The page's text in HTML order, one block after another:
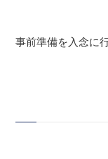
事前準備を入念に